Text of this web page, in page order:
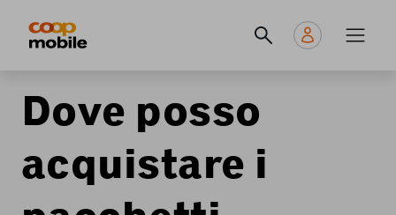
principale
Dove posso
acquistare i